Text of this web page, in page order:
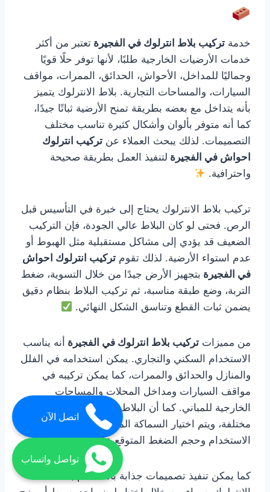
خدمة تركيب بلاط انترلوك في الفجيرة تعتبر من أكثر
خدمات الأرضيات الخارجية طلبًا، لأنها توفر حلًا قويًا
وجماليًا للمداخل، الأحواش، الحدائق، الممرات، مواقف
السيارات، والمساحات التجارية. بلاط الانترلوك يتميز
بأنه يتداخل مع بعضه بطريقة تمنح الأرضية ثباتًا جيدًا،
كما أنه متوفر بألوان وأشكال كثيرة تناسب مختلف
التصميمات. لذلك يبحث العملاء عن تركيب انترلوك
احواش في الفجيرة لتنفيذ العمل بطريقة صحيحة
واحترافية.
تركيب بلاط الانترلوك يحتاج إلى خبرة في التأسيس قبل
الرص. فحتى لو كان البلاط عالي الجودة، فإن التركيب
الضعيف قد يؤدي إلى مشاكل مستقبلية مثل الهبوط أو
عدم استواء الأرضية. لذلك تقوم تركيب انترلوك احواش
في الفجيرة بتجهيز الأرض جيدًا من خلال التسوية، ضغط
التربة، وضع طبقة مناسبة، ثم تركيب البلاط بنظام دقيق
يضمن ثبات القطع وتناسق الشكل النهائي.
من مميزات تركيب بلاط انترلوك في الفجيرة أنه يناسب
الاستخدام السكني والتجاري. يمكن استخدامه في الفلل
والمنازل والحدائق والممرات، كما يمكن تركيبه في
مواقف السيارات ومداخل المحلات والمساحات
الخارجية للمباني. كما أن البلاط متوفر بسماكات
مختلفة، ويتم اختيار السماكة المناسبة حسب طبيعة
الاستخدام وحجم الضغط المتوقع على الأرضية.
كما يمكن تنفيذ تصميمات جذابة باستخدام بلاط
اتصل الآن
تواصل واتساب